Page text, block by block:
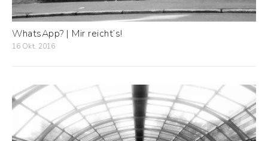
WhatsApp? | Mir reicht’s!
16 Okt. 2016